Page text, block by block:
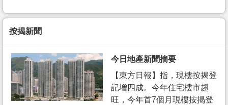
按揭新聞
今日地產新聞摘要
【東方日報】指，現樓按揭登
記增四成。今年住宅樓市趨
旺，今年首7個月現樓按揭登